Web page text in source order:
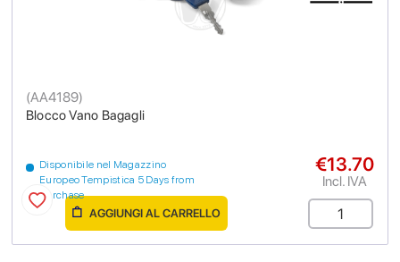
Blocco Vano Bagagli
(AA4189)
Disponibile nel Magazzino
Europeo Tempistica 5 Days from
purchase
€13.70
Incl. IVA
AGGIUNGI AL CARRELLO